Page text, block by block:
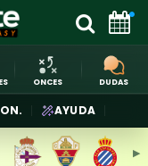
ONCES DUDAS
AYUDA
▶︎